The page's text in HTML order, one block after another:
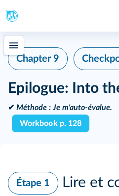
Chapter 9
Epilogue: Into
✔ Méthode : Je m'auto-évalue.
Workbook p. 128
Étape 1 Lire et